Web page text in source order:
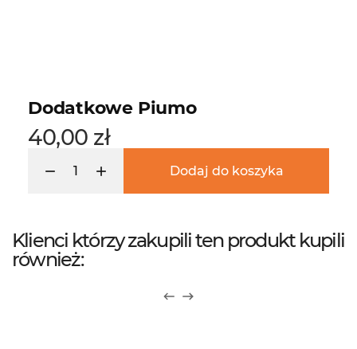
Dodatkowe Piumo
40,00 zł
Dodaj do koszyka
Klienci którzy zakupili ten produkt kupili
również: